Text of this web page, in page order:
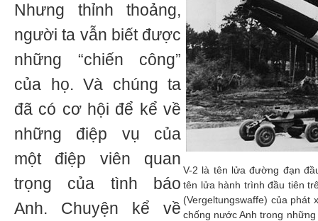
V-2 là tên lửa đường đạn
tên lửa hành trình đầu tiên
(Vergeltungswaffe) của
chống nước Anh trong
Nhưng thỉnh thoảng,
người ta vẫn biết được
những “chiến công”
của họ. Và chúng ta
đã có cơ hội để kể về
những điệp vụ của
một điệp viên quan
trọng của tình báo
Anh. Chuyện kể về